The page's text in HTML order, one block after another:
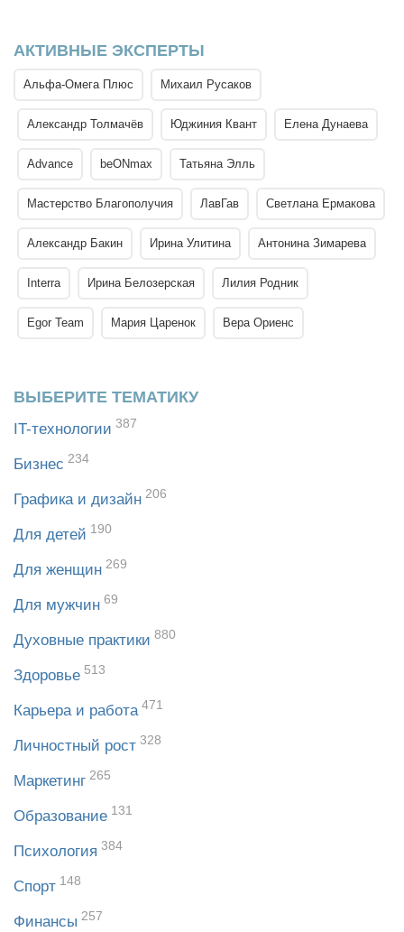
АКТИВНЫЕ ЭКСПЕРТЫ
Альфа-Омега Плюс Михаил Русаков
Александр Толмачёв Юджиния Квант Елена Дунаева
Advance beONmax Татьяна Элль
Мастерство Благополучия ЛавГав Светлана Ермакова
Александр Бакин Ирина Улитина Антонина Зимарева
Interra Ирина Белозерская Лилия Родник
Egor Team Мария Царенок Вера Ориенс
ВЫБЕРИТЕ ТЕМАТИКУ
IT-технологии 387
Бизнес 234
Графика и дизайн 206
Для детей 190
Для женщин 269
Для мужчин 69
Духовные практики 880
Здоровье 513
Карьера и работа 471
Личностный рост 328
Маркетинг 265
Образование 131
Психология 384
Спорт 148
Финансы 257